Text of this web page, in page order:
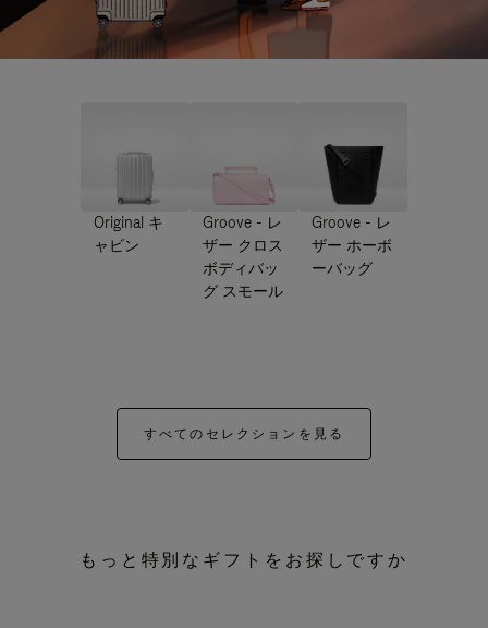
Original キ
ャビン
Groove - レ
ザー クロス
ボディバッ
グ スモール
Groove - レ
ザー ホーボ
ーバッグ
すべてのセレクションを見る
もっと特別なギフトをお探しですか